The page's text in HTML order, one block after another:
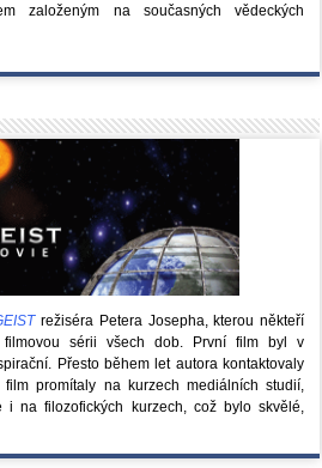
založeným na současných vědeckých
režiséra Petera Josepha, kterou někteří
filmovou sérii všech dob. První film byl v
Přesto během let autora kontaktovaly
promítaly na kurzech mediálních studií,
i na filozofických kurzech, což bylo skvělé,